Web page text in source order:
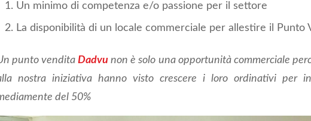
Un minimo di competenza e/o passione per il settore
La disponibilità di un locale commerciale per allestire il Punto
punto venditaDadvu non è solo una opportunità commerciale
nostra iniziativa hanno visto crescere i loro ordinativi per
del 50%